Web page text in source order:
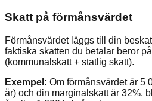
Skatt på förmånsvärdet
Förmånsvärdet läggs till din
faktiska skatten du betalar beror
(kommunalskatt + statlig skatt).
Exempel: Om förmånsvärdet är 5
år) och din marginalskatt är 32%,